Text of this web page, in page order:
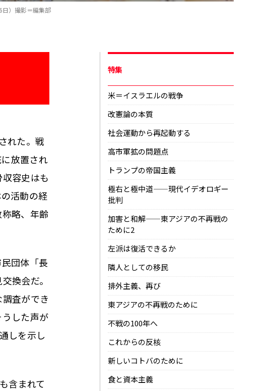
）撮影＝編集部
れた。戦
放置され
容史はも
活動の経
略、年齢
団体「長
換会だ。
査ができ
した声が
しを示し
含まれて
特集
米＝イスラエルの戦争
改憲論の本質
社会運動から再起動する
高市軍拡の問題点
トランプの帝国主義
極右と極中道——現代イデオロギー
批判
加害と和解——東アジアの不再戦の
ために2
左派は復活できるか
隣人としての移民
排外主義、再び
東アジアの不再戦のために
不戦の100年へ
これからの反核
新しいコトバのために
食と資本主義